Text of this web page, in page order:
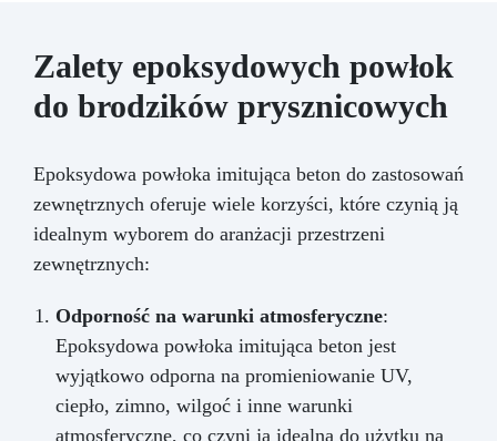
Zalety epoksydowych powłok
do brodzików prysznicowych
Epoksydowa powłoka imitująca beton do zastosowań
zewnętrznych oferuje wiele korzyści, które czynią ją
idealnym wyborem do aranżacji przestrzeni
zewnętrznych:
Odporność na warunki atmosferyczne:
Epoksydowa powłoka imitująca beton jest
wyjątkowo odporna na promieniowanie UV,
ciepło, zimno, wilgoć i inne warunki
atmosferyczne, co czyni ją idealną do użytku na